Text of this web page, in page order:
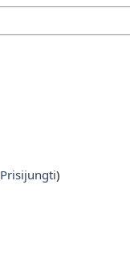
Prisijungti)